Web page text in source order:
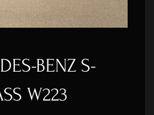
BENZ S-
W223